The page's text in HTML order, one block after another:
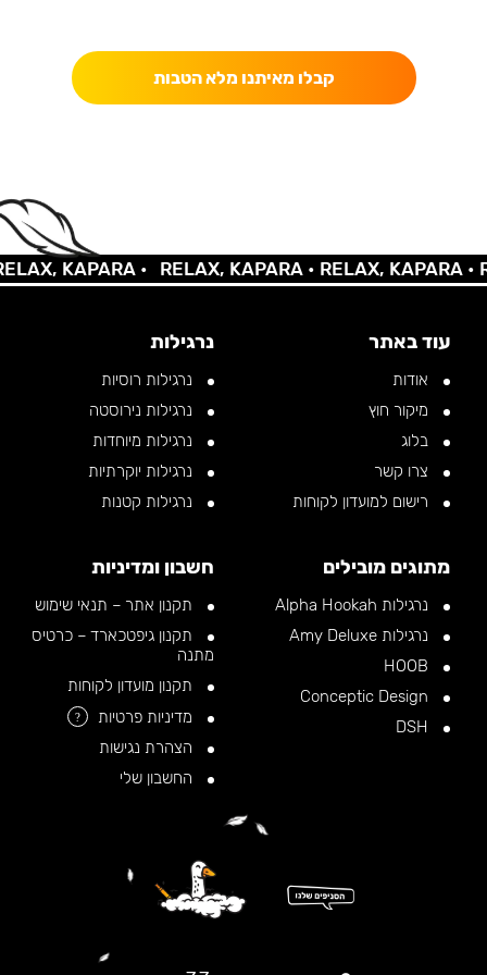
קבלו מאיתנו מלא הטבות
KAPARA • RELAX, KAPARA •RELAX, KAPARA •
עוד באתר
אודות
מיקור חוץ
בלוג
צרו קשר
רישום למועדון לקוחות
נרגילות
נרגילות רוסיות
נרגילות נירוסטה
נרגילות מיוחדות
נרגילות יוקרתיות
נרגילות קטנות
מתוגים מובילים
נרגילות Alpha Hookah
נרגילות Amy Deluxe
חשבון ומדיניות
תקנון אתר – תנאי שימוש
תקנון גיפטכארד – כרטיס
מתנה
תקנון מועדון לקוחות
מדיניות פרטיות
?
הצהרת נגישות
החשבון שלי